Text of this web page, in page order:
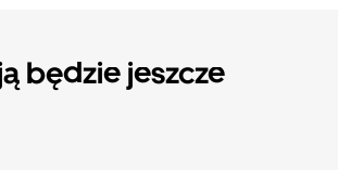
będzie jeszcze